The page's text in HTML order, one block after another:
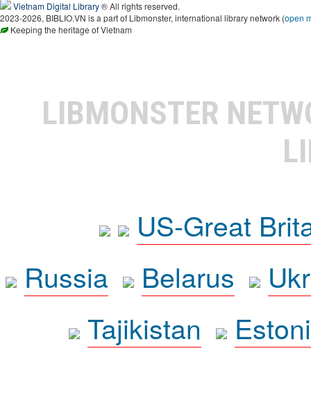
Vietnam Digital Library® All rights reserved.
2023-2026, BIBLIO.VN is a part of Libmonster, international library network (open
Keeping the heritage of Vietnam
LIBMONSTER
US-Great
Russia
Belarus
Tajikistan